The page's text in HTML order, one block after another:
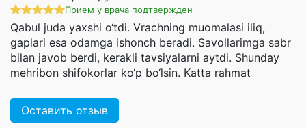
Прием у врача подтвержден
Qabul juda yaxshi o‘tdi. Vrachning muomalasi iliq,
gaplari esa odamga ishonch beradi. Savollarimga sabr
bilan javob berdi, kerakli tavsiyalarni aytdi. Shunday
mehribon shifokorlar ko‘p bo‘lsin. Katta rahmat
Оставить отзыв